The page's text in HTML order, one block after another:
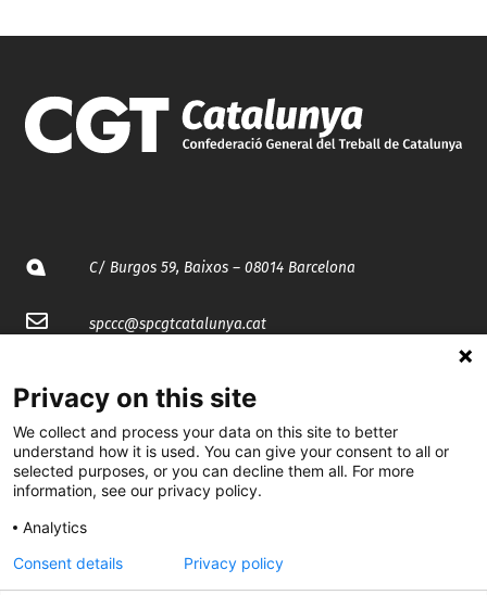
C/ Burgos 59, Baixos – 08014 Barcelona
spccc@spcgtcatalunya.cat
@CGTCatalunya
cgtcatalunya
CGTCatalunya
cgtcatalunya
Privacy on this site
We collect and process your data on this site to better
understand how it is used. You can give your consent to all or
selected purposes, or you can decline them all. For more
information, see our privacy policy.
Analytics
Consent details
Privacy policy